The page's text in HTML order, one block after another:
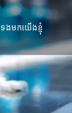
ងមកយើងខ្ញុំ